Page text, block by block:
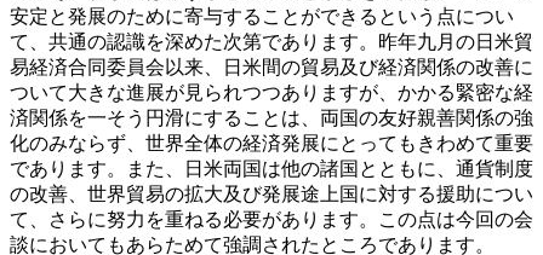
安定と発展のために寄与することができるという点につい
て、共通の認識を深めた次第であります。昨年九月の日米貿
易経済合同委員会以来、日米間の貿易及び経済関係の改善に
ついて大きな進展が見られつつありますが、かかる緊密な経
済関係を一そう円滑にすることは、両国の友好親善関係の強
化のみならず、世界全体の経済発展にとってもきわめて重要
であります。また、日米両国は他の諸国とともに、通貨制度
の改善、世界貿易の拡大及び発展途上国に対する援助につい
て、さらに努力を重ねる必要があります。この点は今回の会
談においてもあらためて強調されたところであります。